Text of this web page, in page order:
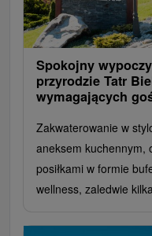
Spokojny
przyrodzie Tatr
wymagających
Zakwaterowanie w
aneksem kuchennym,
posiłkami w formie
wellness, zaledwie